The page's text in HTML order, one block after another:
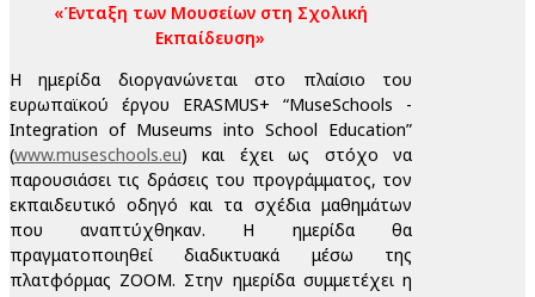
«Ένταξη των Μουσείων στη Σχολική
Εκπαίδευση»
Η ημερίδα διοργανώνεται στο πλαίσιο του
ευρωπαϊκού έργου ERASMUS+ “MuseSchools -
Integration of Museums into School Education”
(www.museschools.eu) και έχει ως στόχο να
παρουσιάσει τις δράσεις του προγράμματος, τον
εκπαιδευτικό οδηγό και τα σχέδια μαθημάτων
που αναπτύχθηκαν. Η ημερίδα θα
πραγματοποιηθεί διαδικτυακά μέσω της
πλατφόρμας ΖΟΟΜ. Στην ημερίδα συμμετέχει η